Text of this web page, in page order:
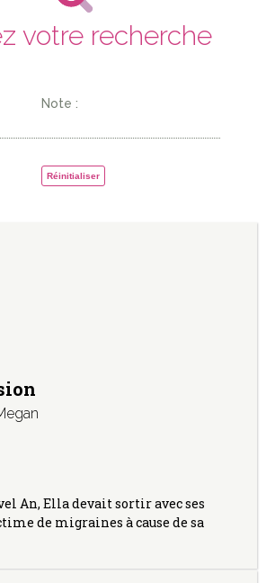
votre recherche
Note :
Réinitialiser
An, Ella devait sortir avec ses
de migraines à cause de sa